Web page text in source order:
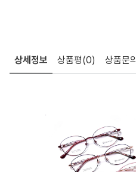
상세정보 상품평(0) 상품문의